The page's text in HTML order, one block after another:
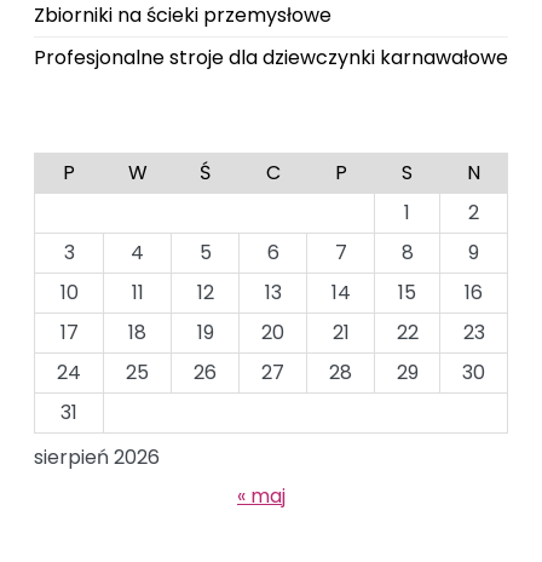
Zbiorniki na ścieki przemysłowe
Profesjonalne stroje dla dziewczynki karnawałowe
sierpień 2026
P W Ś C P S
N
1
2
3
4 5 6 7 8
9
10
11 12 13 14 15
16
17
18 19 20 21 22
23
24
25 26 27 28 29
30
31
« maj